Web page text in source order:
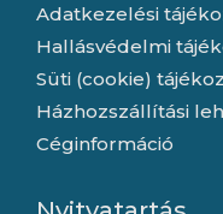
Adatkezelési
Hallásvédelmi
Süti (cookie)
Házhozszállítási
Céginformáció